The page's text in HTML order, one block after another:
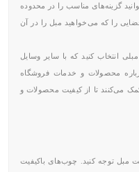
گزینه‌های مناسب را در محدوده
را که می‌خواهید مبل را در آن
انتخاب کنید که با سایر وسایل
محصولات و خدمات فروشگاه
می‌کنند تا از کیفیت محصولات و
مبل توجه کنید. چوب‌های باکیفیت